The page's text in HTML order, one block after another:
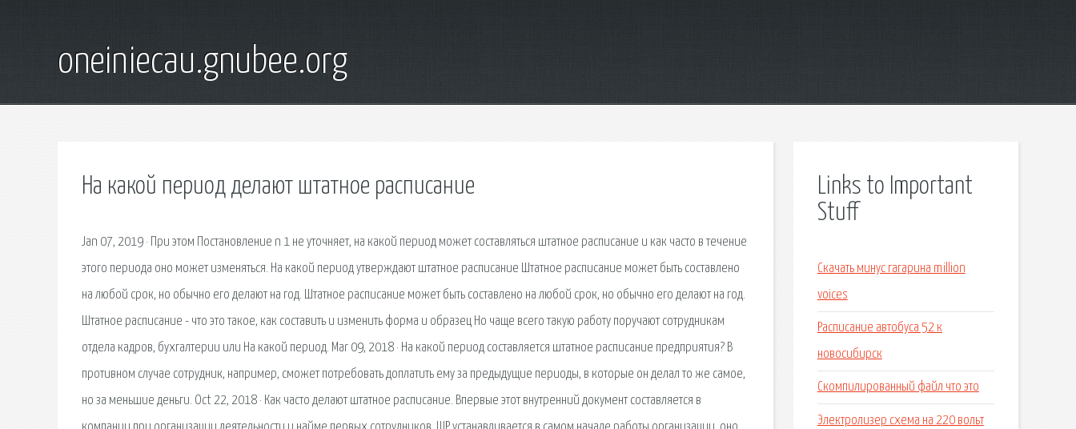
oneiniecau.gnubee.org
На какой период делают штатное расписание
Jan 07, 2019 · При этом Постановление n 1 не уточняет, на какой период может составляться штатное расписание и как часто в течение
этого периода оно может изменяться. На какой период утверждают штатное расписание Штатное расписание может быть составлено
на любой срок, но обычно его делают на год. Штатное расписание может быть составлено на любой срок, но обычно его делают на год.
Штатное расписание - что это такое, как составить и изменить форма и образец Но чаще всего такую работу поручают сотрудникам
отдела кадров, бухгалтерии или На какой период. Mar 09, 2018 · На какой период составляется штатное расписание предприятия? В
противном случае сотрудник, например, сможет потребовать доплатить ему за предыдущие периоды, в которые он делал то же самое,
но за меньшие деньги. Oct 22, 2018 · Как часто делают штатное расписание. Впервые этот внутренний документ составляется в
Links to Important
Stuff
Скачать минус гагарина million
voices
Расписание автобуса 52 к
новосибирск
Скомпилированный файл что это
Электролизер схема на 220 вольт